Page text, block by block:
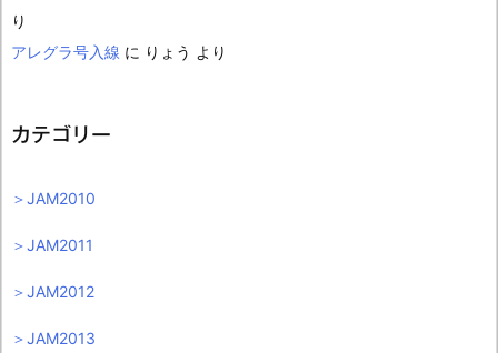
り
アレグラ号入線 に りょう より
カテゴリー
＞JAM2010
＞JAM2011
＞JAM2012
＞JAM2013